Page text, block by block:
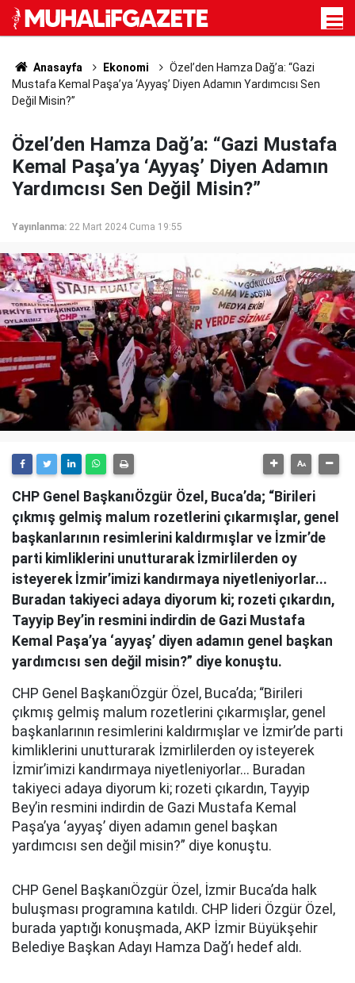
Anasayfa Ekonomi
Özel’den Hamza Dağ’a: “Gazi
Mustafa Kemal Paşa’ya ‘Ayyaş’ Diyen Adamın Yardımcısı Sen
Değil Misin?”
Özel’den Hamza Dağ’a: “Gazi Mustafa
Kemal Paşa’ya ‘Ayyaş’ Diyen Adamın
Yardımcısı Sen Değil Misin?”
Yayınlanma: 22 Mart 2024 Cuma 19:55
CHP Genel BaşkanıÖzgür Özel, Buca’da; “Birileri
çıkmış gelmiş malum rozetlerini çıkarmışlar, genel
başkanlarının resimlerini kaldırmışlar ve İzmir’de
parti kimliklerini unutturarak İzmirlilerden oy
isteyerek İzmir’imizi kandırmaya niyetleniyorlar...
Buradan takiyeci adaya diyorum ki; rozeti çıkardın,
Tayyip Bey’in resmini indirdin de Gazi Mustafa
Kemal Paşa’ya ‘ayyaş’ diyen adamın genel başkan
yardımcısı sen değil misin?” diye konuştu.
CHP Genel BaşkanıÖzgür Özel, Buca’da; “Birileri
çıkmış gelmiş malum rozetlerini çıkarmışlar, genel
başkanlarının resimlerini kaldırmışlar ve İzmir’de parti
kimliklerini unutturarak İzmirlilerden oy isteyerek
İzmir’imizi kandırmaya niyetleniyorlar... Buradan
takiyeci adaya diyorum ki; rozeti çıkardın, Tayyip
Bey’in resmini indirdin de Gazi Mustafa Kemal
Paşa’ya ‘ayyaş’ diyen adamın genel başkan
yardımcısı sen değil misin?” diye konuştu.
CHP Genel BaşkanıÖzgür Özel, İzmir Buca’da halk
buluşması programına katıldı. CHP lideri Özgür Özel,
burada yaptığı konuşmada, AKP İzmir Büyükşehir
Belediye Başkan Adayı Hamza Dağ’ı hedef aldı.